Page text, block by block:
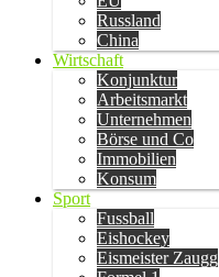
Russland
China
Wirtschaft
Konjunktur
Arbeitsmarkt
Unternehmen
Börse und Co
Immobilien
Konsum
Sport
Fussball
Eishockey
Eismeister Zaugg